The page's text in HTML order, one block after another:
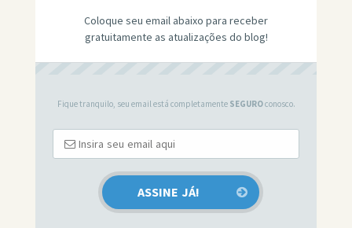
Coloque seu email abaixo para receber
gratuitamente as atualizações do blog!
Fique tranquilo, seu email está completamente SEGUROconosco.